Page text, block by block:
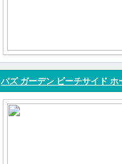
バズ ガーデン ビーチサイド ホ